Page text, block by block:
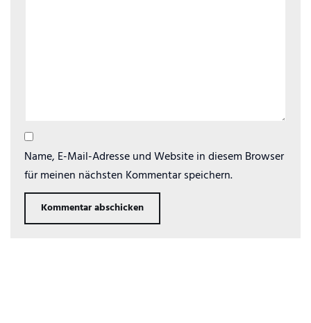
Name, E-Mail-Adresse und Website in diesem Browser
für meinen nächsten Kommentar speichern.